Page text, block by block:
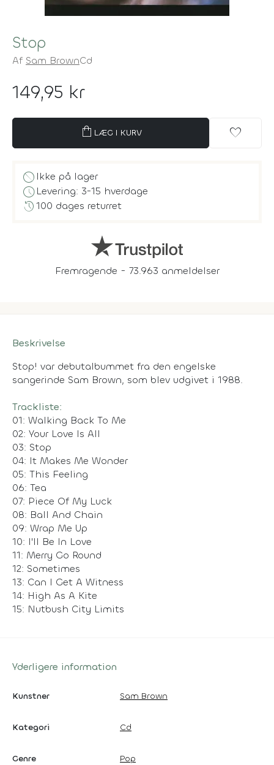
Stop
Af Sam BrownCd
149,95 kr
shopping_bag LÆG I KURV favorite
block Ikke på lager
scheduleLevering: 3-15 hverdage
history100 dages returret
Fremragende - 73.963 anmeldelser
Beskrivelse
Stop! var debutalbummet fra den engelske
sangerinde Sam Brown, som blev udgivet i 1988.
Trackliste:
01: Walking Back To Me
02: Your Love Is All
03: Stop
04: It Makes Me Wonder
05: This Feeling
06: Tea
07: Piece Of My Luck
08: Ball And Chain
09: Wrap Me Up
10: I'll Be In Love
11: Merry Go Round
12: Sometimes
13: Can I Get A Witness
14: High As A Kite
15: Nutbush City Limits
Yderligere information
Kunstner Sam Brown
Kategori Cd
Genre Pop